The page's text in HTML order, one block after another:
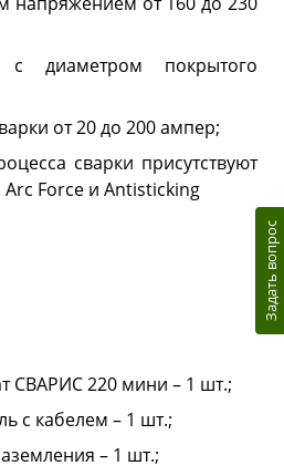
с диаметром покрытого
от 20 до 200 ампер;
сварки присутствуют
Force и Antisticking
СВАРИС 220 мини – 1 шт.;
с кабелем – 1 шт.;
– 1 шт.;
Задать вопрос